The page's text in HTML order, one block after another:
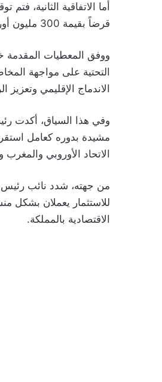
أما الاتفاقية الثانية،
قرضاً بقيمة 300 مليون أورو لتمويل مشروع تعزيز مرونة شبكة الطرق السيارة.
ووفق المعطيات المقدمة
التحتية على مواجهة
الاندماج الإقليمي وتعزيز
وفي هذا السياق، أكدت
مشيدة بدوره كعامل
الاتحاد الأوروبي
من جهته، شدد نائب رئيس
للاستثمار يعملان بشكل
الاقتصادية بالمملكة.